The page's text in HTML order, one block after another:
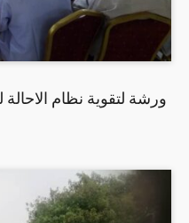
ورشة لتقوية نظام